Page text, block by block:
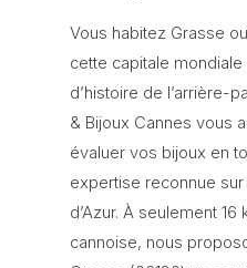
Vous habitez Grasse
cette capitale mondiale
d’histoire de l’arrière-
& Bijoux Cannes vous
évaluer vos bijoux en
expertise reconnue
d’Azur. À seulement
cannoise, nous